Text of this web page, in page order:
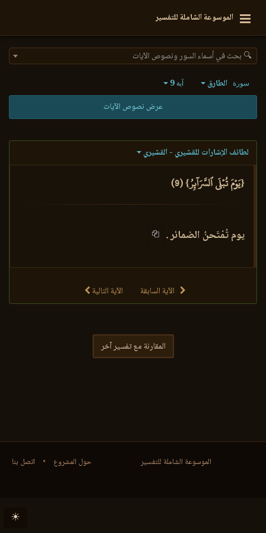
الموسوعة الشاملة للتفسير
🔍 بحث في أسماء السور ونصوص الآيات
سورة الطارق آية 9
عرض نصوص الآيات
لطائف الإشارات للقشيري - القشيري
{يَوۡمَ تُبۡلَى ٱلسَّرَآئِرُ} (9)
يوم تُمْتَحنُ الضمائر .
الآية السابقة الآية التالية
المقارنة مع تفسير آخر
حول المشروع • اتصل بنا الموسوعة الشاملة للتفسير
☀